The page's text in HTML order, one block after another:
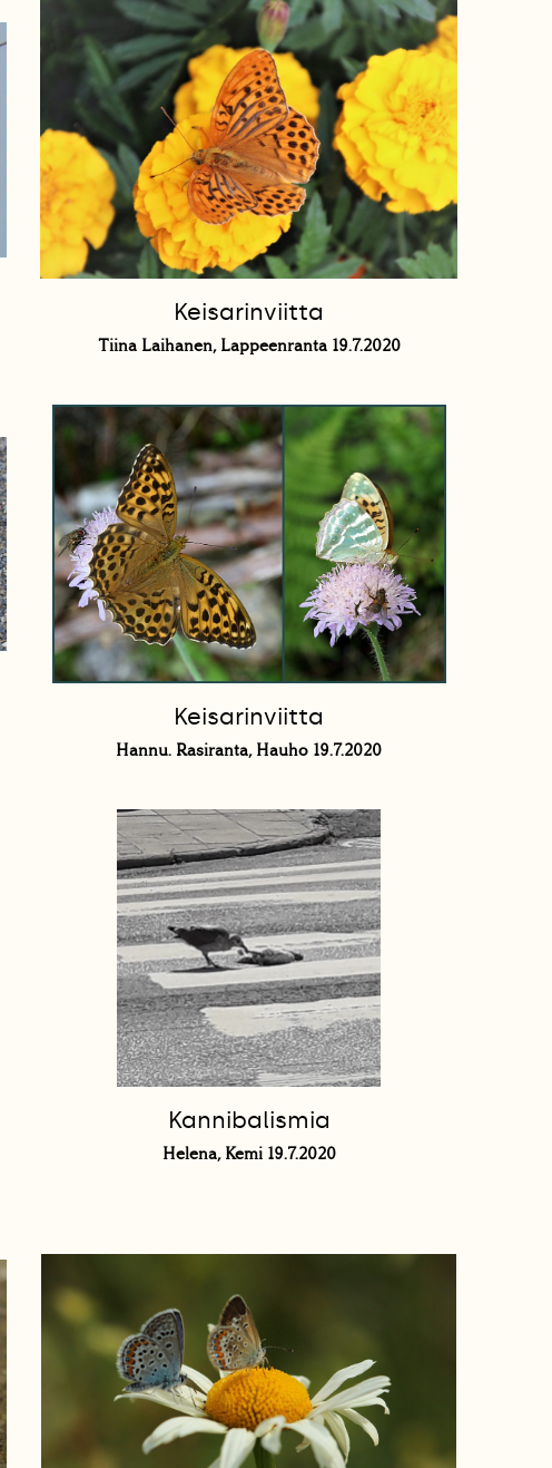
Keisarinviitta
Tiina Laihanen, Lappeenranta 19.7.2020
Keisarinviitta
Hannu. Rasiranta, Hauho 19.7.2020
Kannibalismia
Helena, Kemi 19.7.2020